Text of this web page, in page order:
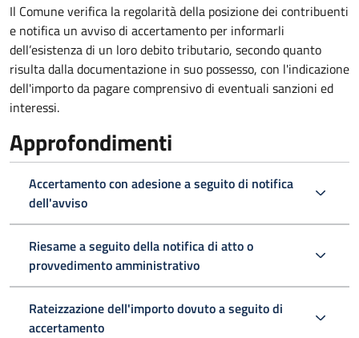
Il Comune verifica la regolarità della posizione dei contribuenti
e notifica un avviso di accertamento per informarli
dell’esistenza di un loro debito tributario, secondo quanto
risulta dalla documentazione in suo possesso, con l'indicazione
dell'importo da pagare comprensivo di eventuali sanzioni ed
interessi.
Approfondimenti
Accertamento con adesione a seguito di notifica
dell'avviso
Riesame a seguito della notifica di atto o
provvedimento amministrativo
Rateizzazione dell'importo dovuto a seguito di
accertamento